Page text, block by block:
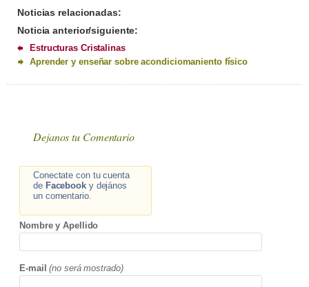
Noticias relacionadas:
Noticia anterior/siguiente:
Estructuras Cristalinas
Aprender y enseñar sobre acondiciomaniento físico
Dejanos tu Comentario
Conectate con tu cuenta
de Facebooky dejános
un comentario.
Nombre y Apellido
E-mail (no será mostrado)